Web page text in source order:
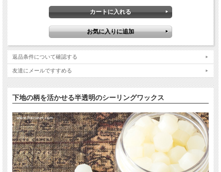
返品条件について確認する
友達にメールですすめる
下地の柄を活かせる半透明のシーリングワックス